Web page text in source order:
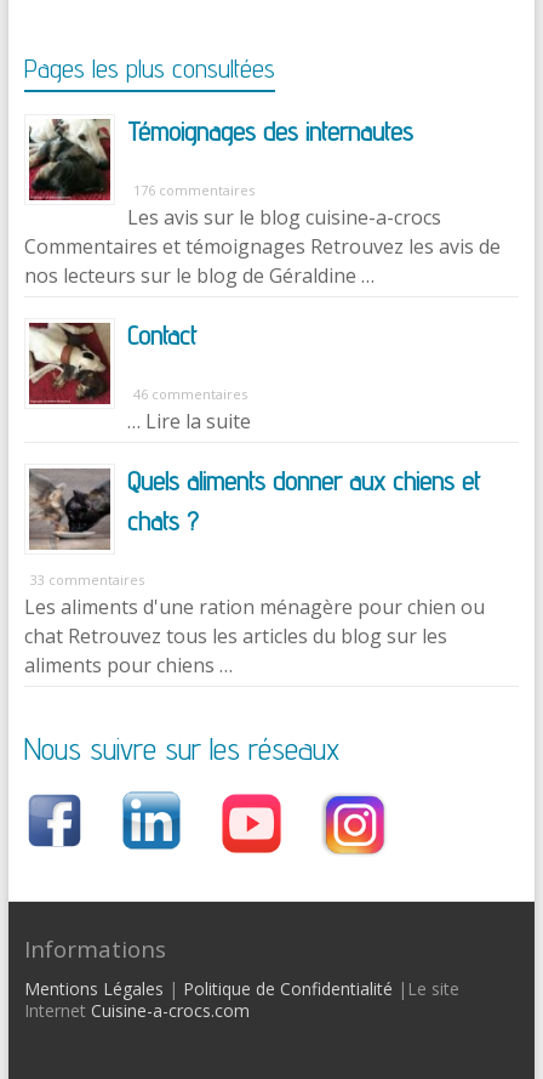
Pages les plus consultées
Témoignages des internautes
176 commentaires
Les avis sur le blog cuisine-a-crocs
Commentaires et témoignages Retrouvez les avis de
nos lecteurs sur le blog de Géraldine …
Contact
46 commentaires
… Lire la suite
Quels aliments donner aux chiens et
chats ?
33 commentaires
Les aliments d'une ration ménagère pour chien ou
chat Retrouvez tous les articles du blog sur les
aliments pour chiens …
Nous suivre sur les réseaux
Informations
Mentions Légales | Politique de Confidentialité |Le site
Internet Cuisine-a-crocs.com